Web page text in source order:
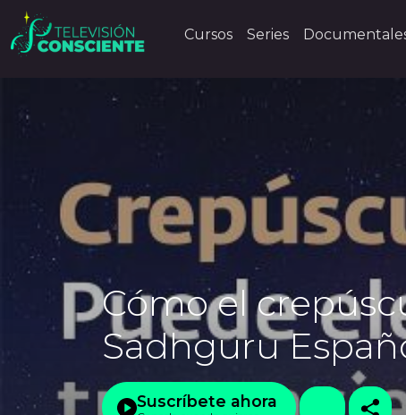
Cursos Series
Cómo el
Sadhguru
Suscríbete ahora